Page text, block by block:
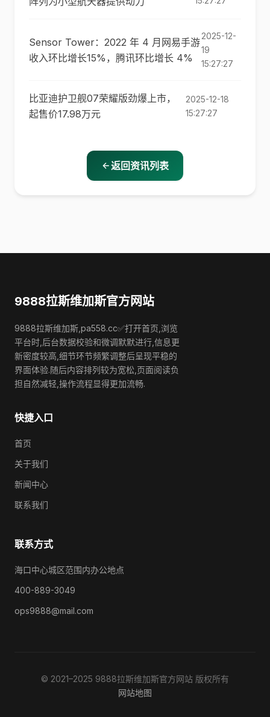
Sensor Tower：2022 年 4 月网易手游
收入环比增长15%，腾讯环比增长 4%
2025-12-
19
15:27:27
比亚迪护卫舰07荣耀版劲爆上市，
起售价17.98万元
2025-12-18
15:27:27
返回资讯列表
9888拉斯维加斯官方网站
9888拉斯维加斯,pa558.cc✅打开首页,浏览
平台时,后台数据校验和微调默默进行,信息更
新密度较高,细节环节频繁调整后呈现平稳的
界面体验.随后内容排列较为宽松,页面阅读负
担自然减轻,操作流程显得更加流畅.
快捷入口
首页
关于我们
新闻中心
联系我们
联系方式
海口中心城区范围内办公地点
400-889-3049
ops9888@mail.com
© 2021–2025 9888拉斯维加斯官方网站 版权所有
网站地图